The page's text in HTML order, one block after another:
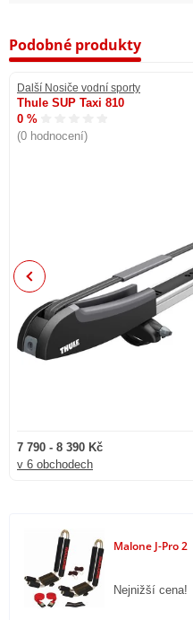
Podobné produkty
Další Nosiče vodní sporty
Thule SUP Taxi 810
0 %
(0 hodnocení)
7 790 - 8 390 Kč
v 6 obchodech
Previous
Malone J-Pro 2
Nejnižší cena!